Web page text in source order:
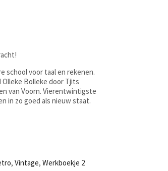
school voor taal en rekenen.
Bolleke door Tjits
van Voorn. Vierentwintigste
in zo goed als nieuw staat.
,Vintage,Werkboekje 2